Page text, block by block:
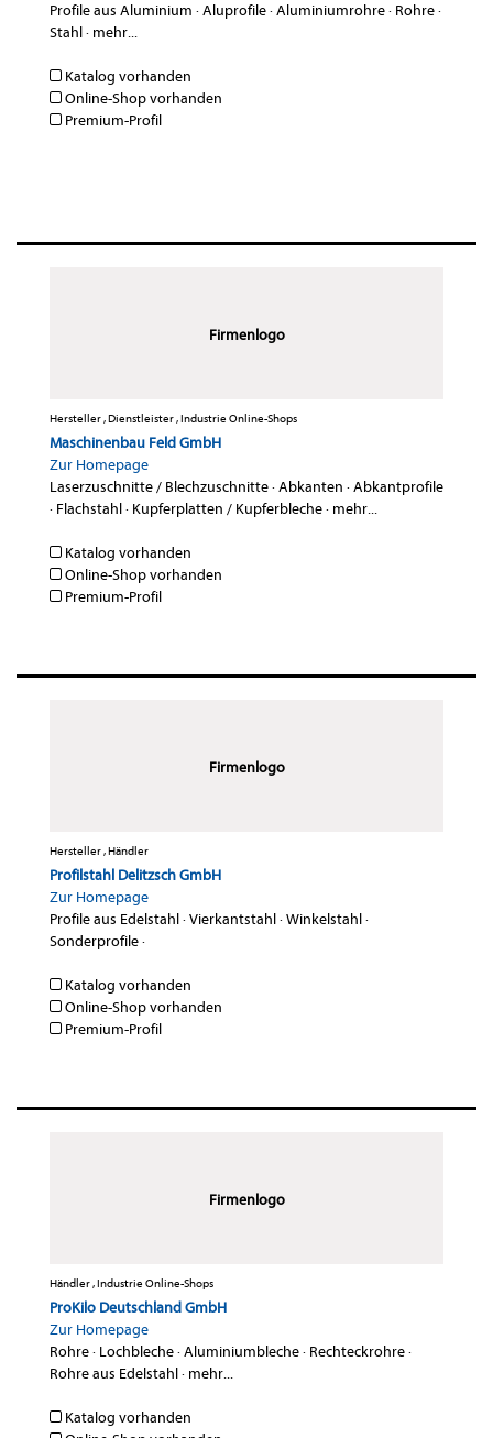
Profile aus Aluminium ·Aluprofile·Aluminiumrohre· Rohre·
Stahl· mehr...
Katalog vorhanden
Online-Shop vorhanden
Premium-Profil
Firmenlogo
Hersteller , Dienstleister , Industrie Online-Shops
Maschinenbau Feld GmbH
Zur Homepage
Laserzuschnitte / Blechzuschnitte·Abkanten ·Abkantprofile
· Flachstahl· Kupferplatten / Kupferbleche· mehr...
Katalog vorhanden
Online-Shop vorhanden
Premium-Profil
Firmenlogo
Hersteller , Händler
Profilstahl Delitzsch GmbH
Zur Homepage
Profile aus Edelstahl·Vierkantstahl·Winkelstahl·
Sonderprofile·
Katalog vorhanden
Online-Shop vorhanden
Premium-Profil
Firmenlogo
Händler , Industrie Online-Shops
ProKilo Deutschland GmbH
Zur Homepage
Rohre· Lochbleche·Aluminiumbleche· Rechteckrohre·
Rohre aus Edelstahl· mehr...
Katalog vorhanden